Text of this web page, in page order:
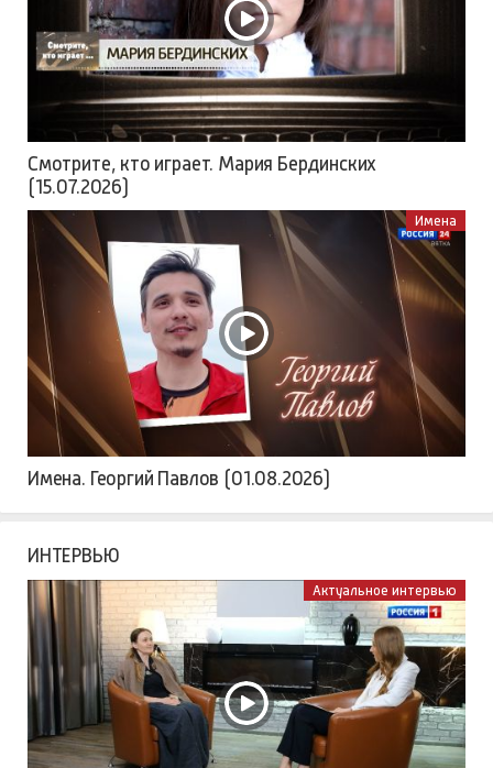
Смотрите, кто играет. Мария Бердинских
(15.07.2026)
Имена
Имена. Георгий Павлов (01.08.2026)
ИНТЕРВЬЮ
Актуальное интервью